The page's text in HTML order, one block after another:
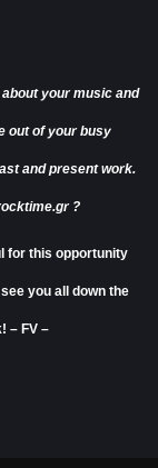
your music and
out of your busy
and present work.
?
for this opportunity
you all down the
– FV –